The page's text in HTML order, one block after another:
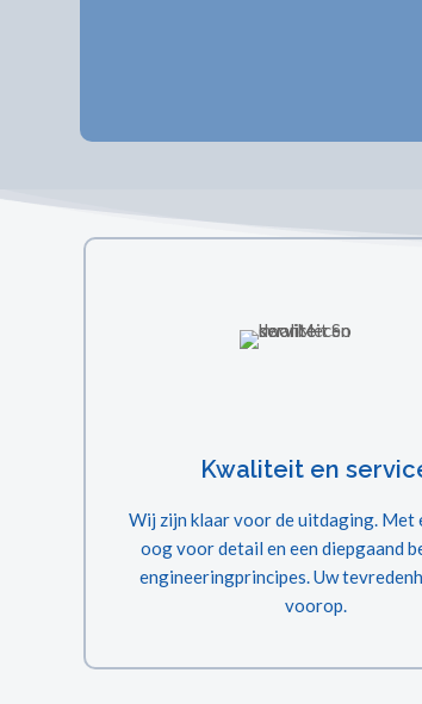
Kwaliteit en
Wij zijn klaar voor de uitdaging. Met
oog voor detail en een diepgaand
engineeringprincipes. Uw
voorop.